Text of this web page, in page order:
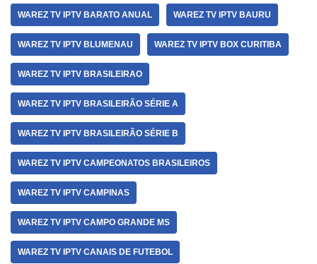
WAREZ TV IPTV BARATO ANUAL WAREZ TV IPTV BAURU
WAREZ TV IPTV BLUMENAU WAREZ TV IPTV BOX CURITIBA
WAREZ TV IPTV BRASILEIRAO
WAREZ TV IPTV BRASILEIRÃO SÉRIE A
WAREZ TV IPTV BRASILEIRÃO SÉRIE B
WAREZ TV IPTV CAMPEONATOS BRASILEIROS
WAREZ TV IPTV CAMPINAS
WAREZ TV IPTV CAMPO GRANDE MS
WAREZ TV IPTV CANAIS DE FUTEBOL